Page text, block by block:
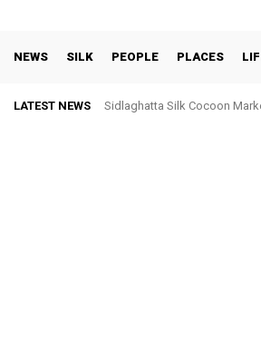
NEWS SILK PEOPLE PLACES
LATEST NEWS Sidlaghatta Silk Cocoon